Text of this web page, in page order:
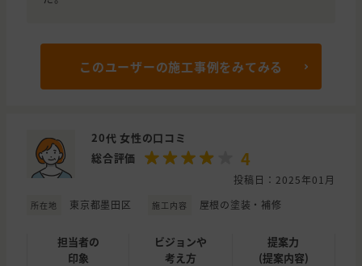
このユーザーの施工事例をみてみる
20代 女性の口コミ
総合評価
4
投稿日：2025年01月
所在地 東京都墨田区 施工内容 屋根の塗装・補修
担当者の
印象
ビジョンや
考え方
提案力
(提案内容)